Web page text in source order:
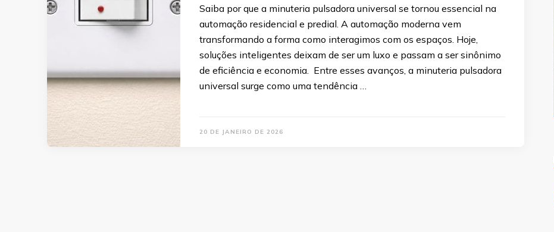
Saiba por que a minuteria pulsadora universal se tornou essencial na
automação residencial e predial. A automação moderna vem
transformando a forma como interagimos com os espaços. Hoje,
soluções inteligentes deixam de ser um luxo e passam a ser sinônimo
de eficiência e economia. Entre esses avanços, a minuteria pulsadora
universal surge como uma tendência …
20 DE JANEIRO DE 2026